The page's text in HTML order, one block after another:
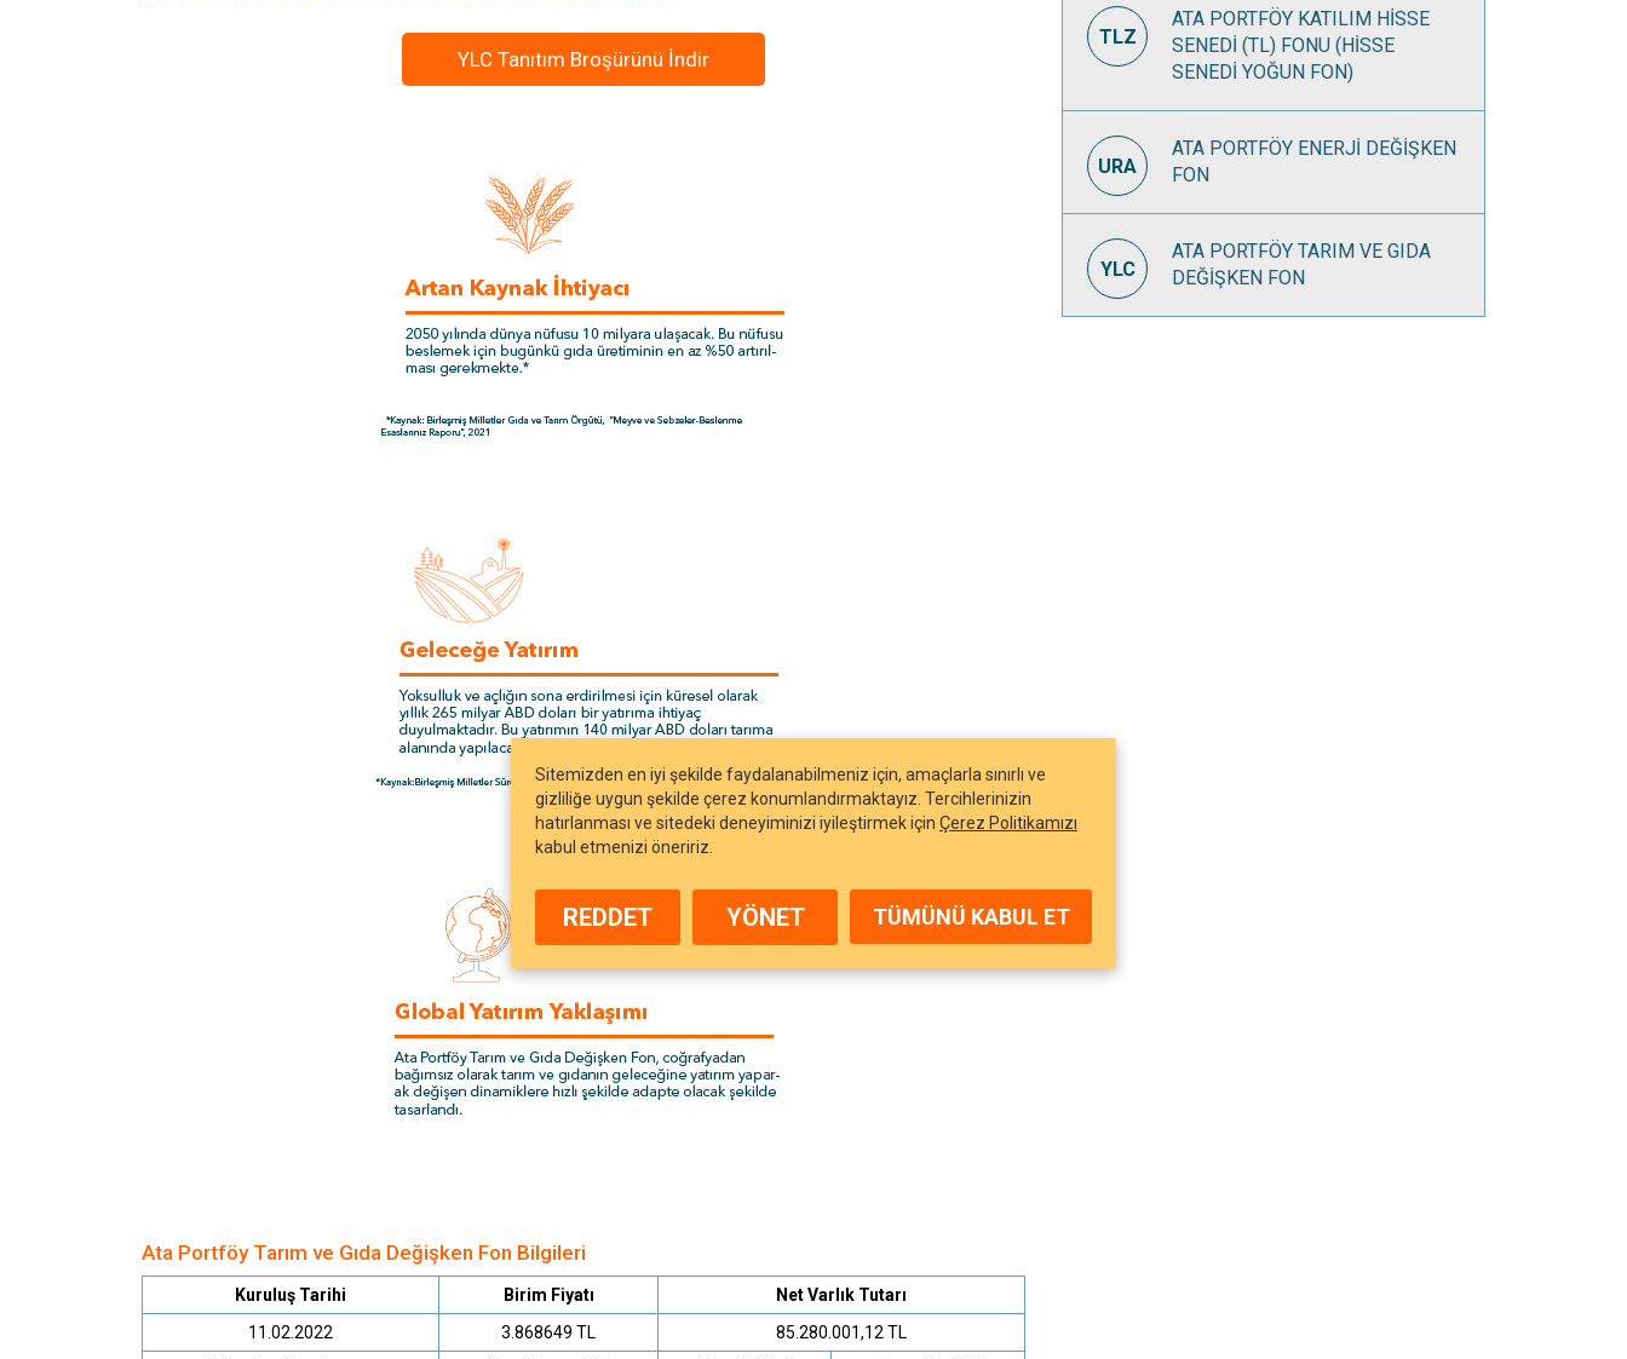
YLC Tanıtım Broşürünü İndir
Ata Portföy Tarım ve Gıda Değişken Fon Bilgileri
Kuruluş Tarihi Birim Fiyatı
Net Varlık Tutarı
11.02.2022
3.868649 TL
85.280.001,12 TL
TLZ
ATA PORTFÖY KATILIM HİSSE
SENEDİ (TL) FONU (HİSSE
SENEDİ YOĞUN FON)
URA
ATA PORTFÖY ENERJİ DEĞİŞKEN
FON
YLC
ATA PORTFÖY TARIM VE GIDA
DEĞİŞKEN FON
Sitemizden en iyi şekilde faydalanabilmeniz için, amaçlarla sınırlı ve
gizliliğe uygun şekilde çerez konumlandırmaktayız. Tercihlerinizin
hatırlanması ve sitedeki deneyiminizi iyileştirmek için Çerez Politikamızı
kabul etmenizi öneririz.
REDDET YÖNET TÜMÜNÜ KABUL ET